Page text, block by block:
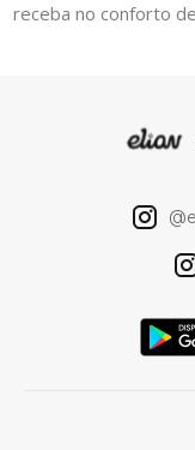
receba no conforto